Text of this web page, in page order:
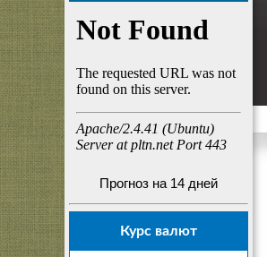
Прогноз на 14 дней
Курс валют